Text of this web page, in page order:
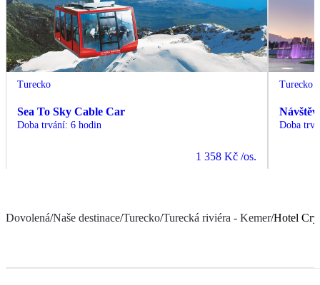
Turecko
Sea To Sky Cable Car
Doba trvání: 6 hodin
1 358 Kč /os.
Turecko
Doba
Dovolená/Naše destinace/Turecko/Turecká riviéra - Kemer/Hotel